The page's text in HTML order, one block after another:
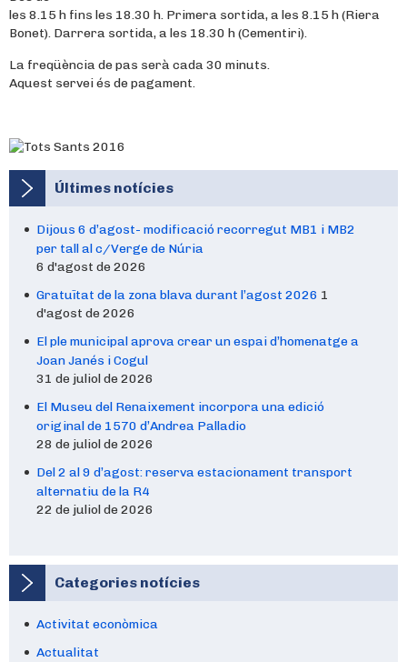
les 8.15 h fins les 18.30 h. Primera sortida, a les 8.15 h (Riera
Bonet). Darrera sortida, a les 18.30 h (Cementiri).
La freqüència de pas serà cada 30 minuts.
Aquest servei és de pagament.
Últimes notícies
Dijous 6 d’agost- modificació recorregut MB1 i MB2
per tall al c/Verge de Núria
6 d'agost de 2026
Gratuïtat de la zona blava durant l’agost 2026 1
d'agost de 2026
El ple municipal aprova crear un espai d’homenatge a
Joan Janés i Cogul
31 de juliol de 2026
El Museu del Renaixement incorpora una edició
original de 1570 d’Andrea Palladio
28 de juliol de 2026
Del 2 al 9 d’agost: reserva estacionament transport
alternatiu de la R4
22 de juliol de 2026
Categories notícies
Activitat econòmica
Actualitat